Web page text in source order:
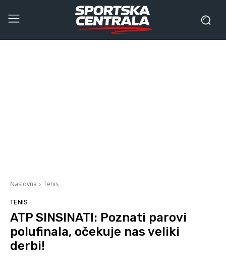
Naslovna Tenis
TENIS
ATP SINSINATI: Poznati parovi
polufinala, očekuje nas veliki
derbi!